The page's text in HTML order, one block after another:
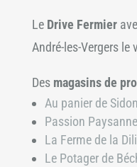
Le Drive Fermier
André-les-Vergers le
Des magasins de
Au panier de
Passion
La Ferme de la
Le Potager de